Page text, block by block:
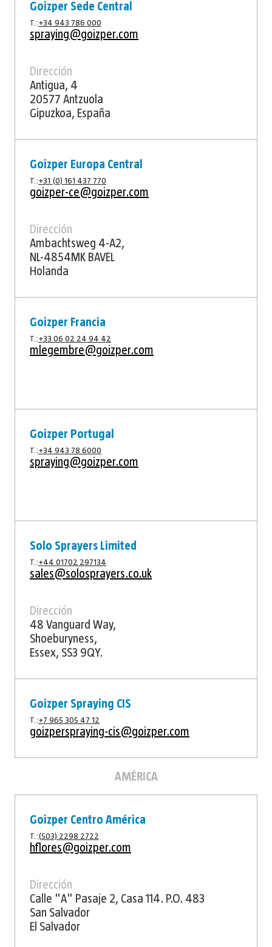
Goizper Sede Central
T.:+34 943 786 000
spraying@goizper.com
Dirección
Antigua, 4
20577 Antzuola
Gipuzkoa, España
Goizper Europa Central
T.:+31 (0) 161 437 770
goizper-ce@goizper.com
Dirección
Ambachtsweg 4-A2,
NL-4854MK BAVEL
Holanda
Goizper Francia
T.:+33 06 02 24 94 42
mlegembre@goizper.com
Goizper Portugal
T.:+34 943 78 6000
spraying@goizper.com
Solo Sprayers Limited
T.:+44 01702 297134
sales@solosprayers.co.uk
Dirección
48 Vanguard Way,
Shoeburyness,
Essex, SS3 9QY.
Goizper Spraying CIS
T.:+7 965 305 47 12
goizperspraying-cis@goizper.com
AMÉRICA
Goizper Centro América
T.:(503) 2298 2722
hflores@goizper.com
Dirección
Calle "A" Pasaje 2, Casa 114. P.O. 483
San Salvador
El Salvador